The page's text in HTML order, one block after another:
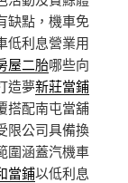
缺點，機車免
低利息營業用
屋二胎哪些向
造夢新莊當鋪
搭配南屯當舖
限公司具備換
圍涵蓋汽機車
當鋪以低利息